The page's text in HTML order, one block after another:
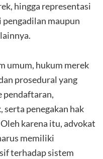
hingga representasi
pengadilan maupun
umum, hukum merek
prosedural yang
pendaftaran,
serta penegakan hak
karena itu, advokat
memiliki
terhadap sistem